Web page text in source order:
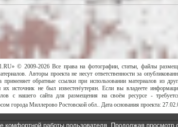
© 2009-2026 Все права на фотографии, статьи, файлы
Авторы проекта не несут ответственности за
применяет обратные ссылки при использовании материалов из
источник не был известен\утерян. Если вы владеете
с нашего сайта для размещения на своём ресурсе -
города Миллерово Ростовской обл.. Дата основания проекта:
работы пользователя. Продолжая просмотр